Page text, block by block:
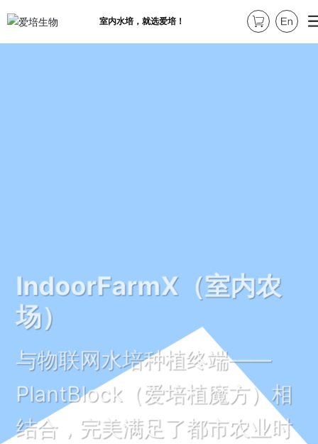
室内水培，就选爱培！
IndoorFarmX（室内农
场）
与物联网水培种植终端——
PlantBlock（爱培植魔方）相
结合，完美满足了都市农业时